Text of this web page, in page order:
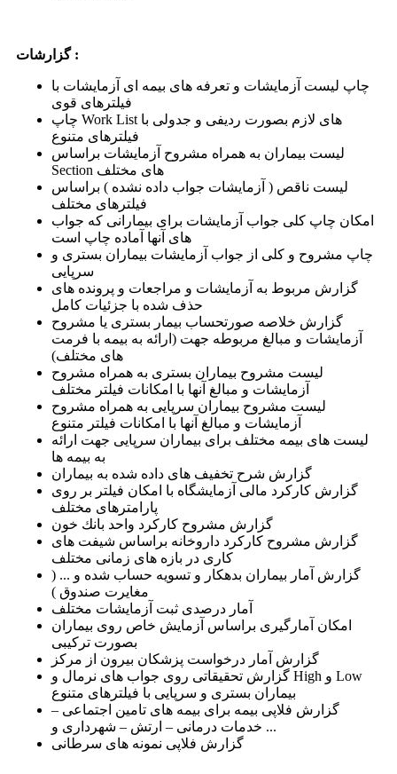
گزارشات :
چاپ لیست آزمایشات و تعرفه های بیمه ای آزمایشات با
فیلترهای قوی
چاپ Work List های لازم بصورت ردیفی و جدولی با
فیلترهای متنوع
لیست بیماران به همراه مشروح آزمایشات براساس
Section های مختلف
لیست ناقص ( آزمایشات جواب داده نشده ) براساس
فیلترهای مختلف
امكان چاپ كلی جواب آزمایشات برای بیمارانی كه جواب
های آنها آماده چاپ است
چاپ مشروح و كلی از جواب آزمایشات بیماران بستری و
سرپایی
گزارش مربوط به آزمایشات و مراجعات و پرونده های
حذف شده با جزئیات كامل
گزارش خلاصه صورتحساب بیمار بستری یا مشروح
آزمایشات و مبالغ مربوطه جهت (ارائه به بیمه با فرمت
های مختلف)
لیست مشروح بیماران بستری به همراه مشروح
آزمایشات و مبالغ آنها با امكانات فیلتر مختلف
لیست مشروح بیماران سرپایی به همراه مشروح
آزمایشات و مبالغ آنها با امكانات فیلتر متنوع
لیست های بیمه مختلف برای بیماران سرپایی جهت ارائه
به بیمه ها
گزارش شرح تخفیف های داده شده به بیماران
گزارش كاركرد مالی آزمایشگاه با امكان فیلتر بر روی
پارامترهای مختلف
گزارش مشروح كاركرد واحد بانك خون
گزارش مشروح كاركرد داروخانه براساس شیفت های
كاری در بازه های زمانی مختلف
گزارش آمار بیماران بدهكار و تسویه حساب شده و ... (
مغایرت صندوق )
آمار درصدی ثبت آزمایشات مختلف
امكان آمارگیری براساس آزمایش خاص روی بیماران
بصورت تركیبی
گزارش آمار درخواست پزشكان بیرون از مركز
گزارش تحقیقاتی روی جواب های نرمال و High و Low
بیماران بستری و سرپایی با فیلترهای متنوع
گزارش فلاپی بیمه برای بیمه های تامین اجتماعی –
خدمات درمانی – ارتش – شهرداری و ...
گزارش فلاپی نمونه های سرطانی